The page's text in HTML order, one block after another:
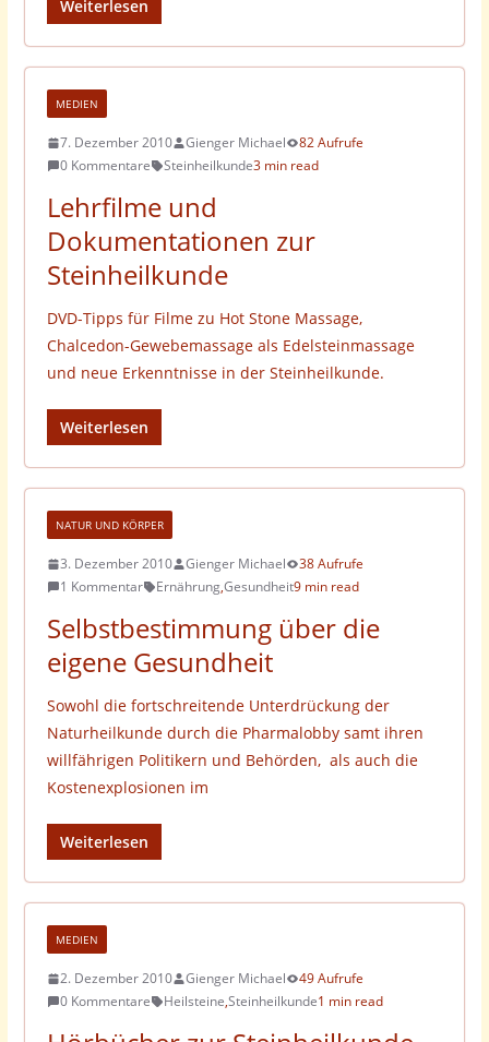
Weiterlesen
MEDIEN
7. Dezember 2010 Gienger Michael
82 Aufrufe
0 Kommentare
Steinheilkunde3 min read
Lehrfilme und
Dokumentationen zur
Steinheilkunde
DVD-Tipps für Filme zu Hot Stone Massage,
Chalcedon-Gewebemassage als Edelsteinmassage
und neue Erkenntnisse in der Steinheilkunde.
Weiterlesen
NATUR UND KÖRPER
3. Dezember 2010 Gienger Michael
38 Aufrufe
1 Kommentar
Ernährung,Gesundheit9 min read
Selbstbestimmung über die
eigene Gesundheit
Sowohl die fortschreitende Unterdrückung der
Naturheilkunde durch die Pharmalobby samt ihren
willfährigen Politikern und Behörden, als auch die
Kostenexplosionen im
Weiterlesen
MEDIEN
2. Dezember 2010 Gienger Michael
49 Aufrufe
0 Kommentare
Heilsteine,Steinheilkunde1 min read